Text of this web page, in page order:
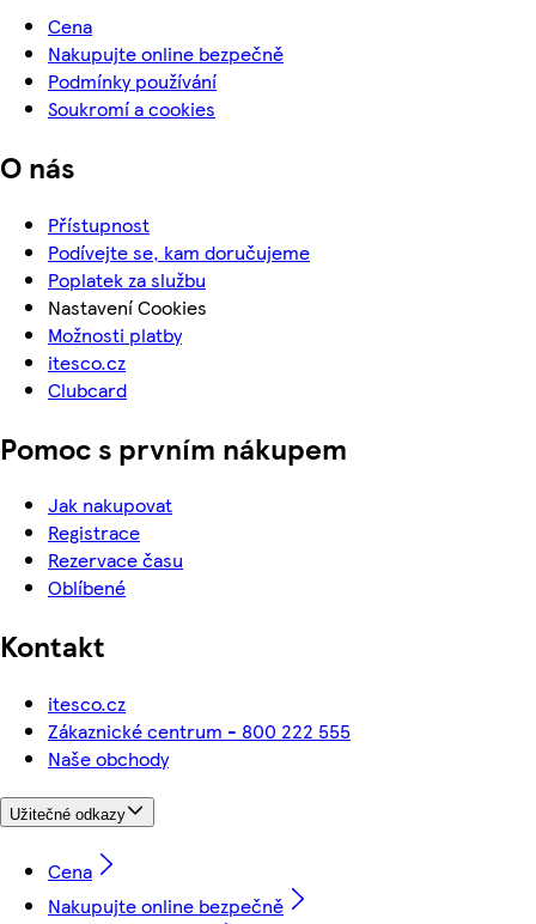
Cena
Nakupujte online bezpečně
Podmínky používání
Soukromí a cookies
O nás
Přístupnost
Podívejte se, kam doručujeme
Poplatek za službu
Nastavení Cookies
Možnosti platby
itesco.cz
Clubcard
Pomoc s prvním nákupem
Jak nakupovat
Registrace
Rezervace času
Oblíbené
Kontakt
itesco.cz
Zákaznické centrum - 800 222 555
Naše obchody
Užitečné odkazy
Cena
Nakupujte online bezpečně